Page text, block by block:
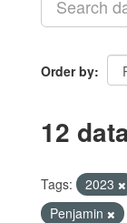
Order by
12
Tags: 2023
Penjamin